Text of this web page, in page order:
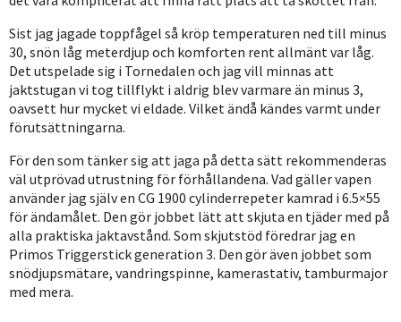
Sist jag jagade toppfågel så kröp temperaturen ned till minus
30, snön låg meterdjup och komforten rent allmänt var låg.
Det utspelade sig i Tornedalen och jag vill minnas att
jaktstugan vi tog tillflykt i aldrig blev varmare än minus 3,
oavsett hur mycket vi eldade. Vilket ändå kändes varmt under
förutsättningarna.
För den som tänker sig att jaga på detta sätt rekommenderas
väl utprövad utrustning för förhållandena. Vad gäller vapen
använder jag själv en CG 1900 cylinderrepeter kamrad i 6.5×55
för ändamålet. Den gör jobbet lätt att skjuta en tjäder med på
alla praktiska jaktavstånd. Som skjutstöd föredrar jag en
Primos Triggerstick generation 3. Den gör även jobbet som
snödjupsmätare, vandringspinne, kamerastativ, tamburmajor
med mera.